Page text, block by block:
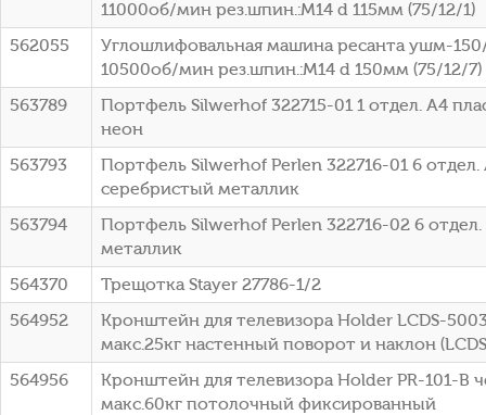
11000об/мин рез.шпин.:M14 d 115мм (75/12/1)
562055
Углошлифовальная машина ресанта ушм-
10500об/мин рез.шпин.:M14 d 150мм (75/12/7)
563789
Портфель Silwerhof 322715-01 1 отдел. A4
неон
563793
Портфель Silwerhof Perlen 322716-01 6 отдел.
серебристый металлик
563794
Портфель Silwerhof Perlen 322716-02 6
металлик
564370
Трещотка Stayer 27786-1/2
564952
Кронштейн для телевизора Holder LCDS-
макс.25кг настенный поворот и наклон
564956
Кронштейн для телевизора Holder PR-101-B
макс.60кг потолочный фиксированный